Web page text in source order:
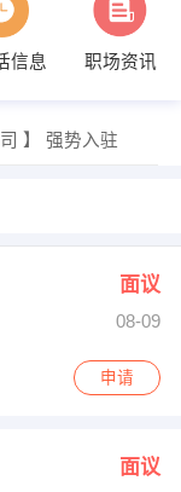
信息 职场资讯
聘信息
】 强势入驻
分行 】 强势入驻
面议
08-09
矿盐湖人力资源部
申请
面议